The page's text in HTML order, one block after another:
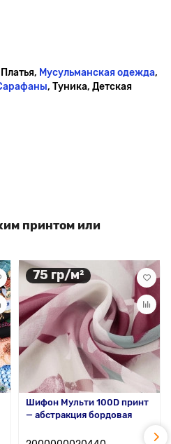
Мусульманская одежда,
, Туника, Детская
принтом или
75 гр/м²
Шифон Мульти 100D принт
— абстракция бордовая